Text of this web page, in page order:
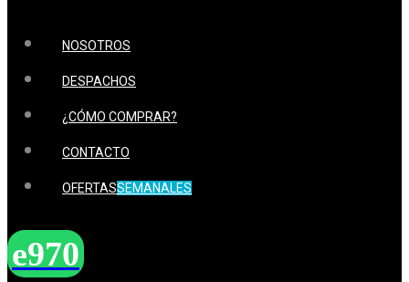
NOSOTROS
DESPACHOS
¿CÓMO COMPRAR?
CONTACTO
OFERTASSEMANALES